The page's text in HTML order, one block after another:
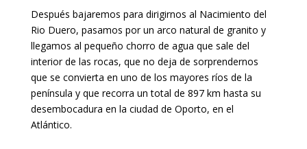
Después bajaremos para dirigirnos al Nacimiento del
Rio Duero, pasamos por un arco natural de granito y
llegamos al pequeño chorro de agua que sale del
interior de las rocas, que no deja de sorprendernos
que se convierta en uno de los mayores ríos de la
península y que recorra un total de 897 km hasta su
desembocadura en la ciudad de Oporto, en el
Atlántico.